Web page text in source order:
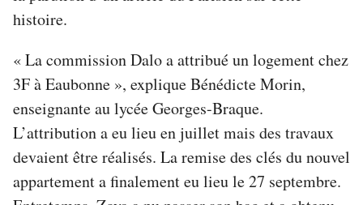
histoire.
« La commission Dalo a attribué un logement chez
3F à Eaubonne », explique Bénédicte Morin,
enseignante au lycée Georges-Braque.
L’attribution a eu lieu en juillet mais des travaux
devaient être réalisés. La remise des clés du nouvel
appartement a finalement eu lieu le 27 septembre.